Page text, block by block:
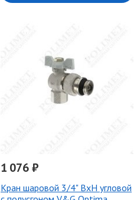
1 076 ₽
Кран шаровой 3/4" ВхН угловой